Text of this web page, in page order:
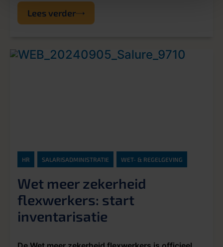
Lees verder
HR SALARISADMINISTRATIE WET- & REGELGEVING
Wet meer zekerheid
flexwerkers: start
inventarisatie